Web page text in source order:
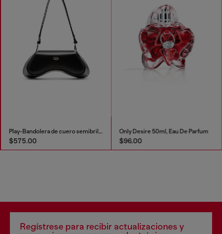
Play-Bandolera de cuero semibrillante
$575.00
Only Desire 50ml, Eau De Parfum
$96.00
Regístrese para recibir actualizaciones y